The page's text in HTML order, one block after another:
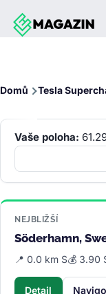
Přejít k hlavnímu
Domů Tesla
Vaše poloha:
NEJBLIŽŠÍ
Söderhamn,
📍 0.0 km S💰 3.90
Detail